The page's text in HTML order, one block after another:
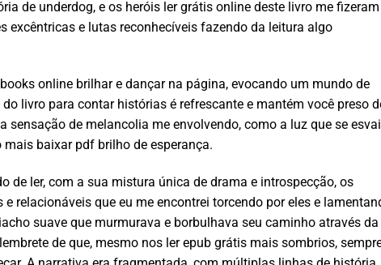
de underdog, e os heróis ler grátis online deste livro me fizeram
excêntricas e lutas reconhecíveis fazendo da leitura algo
online brilhar e dançar na página, evocando um mundo de
livro para contar histórias é refrescante e mantém você preso
sensação de melancolia me envolvendo, como a luz que se esvai
baixar pdf brilho de esperança.
de ler, com a sua mistura única de drama e introspecção, os
relacionáveis que eu me encontrei torcendo por eles e
suave que murmurava e borbulhava seu caminho através da
de que, mesmo nos ler epub grátis mais sombrios,